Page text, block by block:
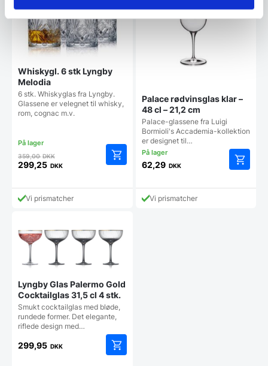
Whiskygl. 6 stk Lyngby
Melodia
6 stk. Whiskyglas fra Lyngby.
Glassene er velegnet til whisky,
rom, cognac m.v.
359,00DKKDen
oprindelige
var:
359,00 DKK.
299,25 DKK
aktuelle
prisVi prismatcher
Palace rødvinsglas klar –
48 cl – 21,2 cm
Palace-glassene fra Luigi
Bormioli's Accademia-kollektion
er designet til…
62,29 DKK
Vi prismatcher
Lyngby Glas Palermo Gold
Cocktailglas 31,5 cl 4 stk.
Smukt cocktailglas med bløde,
rundede former. Det elegante,
riflede design med…
299,95 DKK